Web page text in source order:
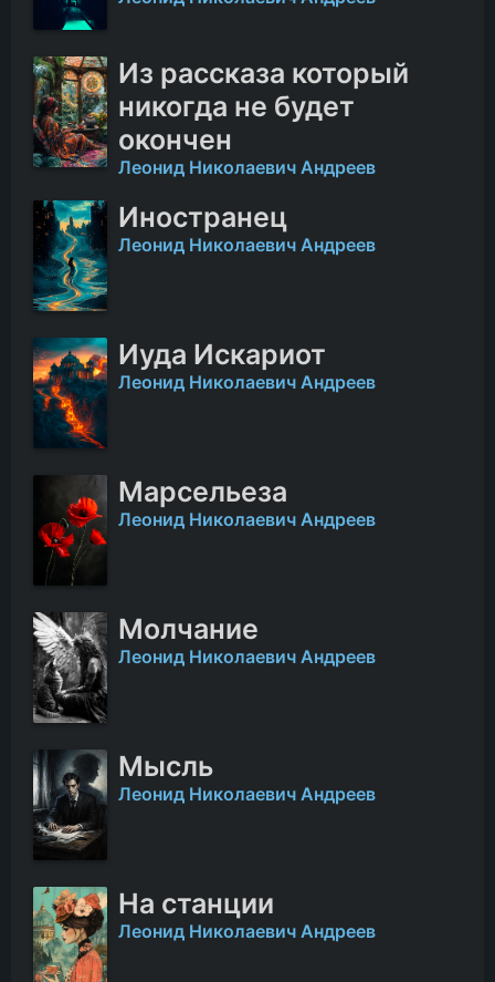
Из рассказа который
никогда не будет
окончен
Леонид Николаевич Андреев
Иностранец
Леонид Николаевич Андреев
Иуда Искариот
Леонид Николаевич Андреев
Марсельеза
Леонид Николаевич Андреев
Молчание
Леонид Николаевич Андреев
Мысль
Леонид Николаевич Андреев
На станции
Леонид Николаевич Андреев